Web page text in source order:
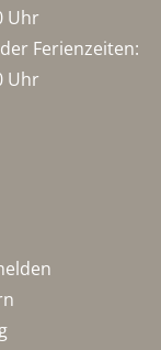
Uhr
Ferienzeiten:
Uhr